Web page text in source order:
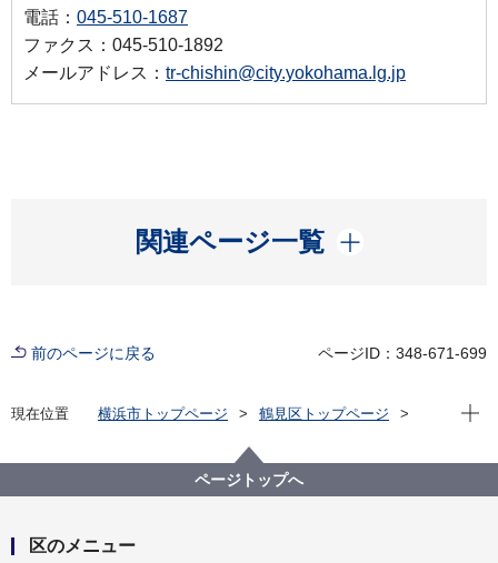
電話： 045-510-1687
ファクス：045-510-1892
メールアドレス： tr-chishin@city.yokohama.lg.jp
関連ページ一覧
開く
前のページに戻る ページID：348-671-699
現在位置 横浜市トップページ
鶴見区トップページ
地区センター等市民利用施設の指定管理者
各施設の指定管理者の公募・選定
地区センターの指定管理者の選定
現在
ページトップへ
区のメニュー